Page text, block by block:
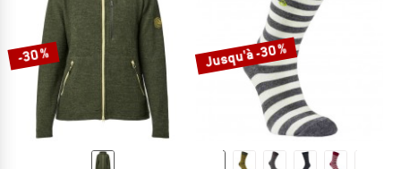
-30 % Jusqu'à -30 %